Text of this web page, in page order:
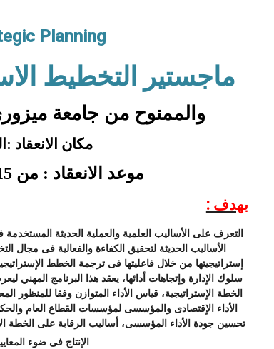
Planning
ماجستير التخطيط
والممنوح من جامعة
مكان الانعقاد
موعد الانعقاد : من 15 الى 26 يوليو 2017 م
بهدف :
التعرف على الأساليب العلمية والعملية الحديثة
الأساليب الحديثة لتحقيق الكفاءة والفعالية فى مجال
إستراتيجيتها من خلال فاعليتها فى ترجمة الخطط
سلوك الإدارة وإتجاهات أدائها، يعقد هذا البرنامج المهني
الخطة الإستراتيجية، قياس الأداء المتوازن وفقا للمنظور
الأداء الإقتصادى والمؤسسى لمؤسسات القطاع العام
تحسين جودة الأداء المؤسسى، أساليب الرقابة على الخطة
الإنتاج فى ضوء